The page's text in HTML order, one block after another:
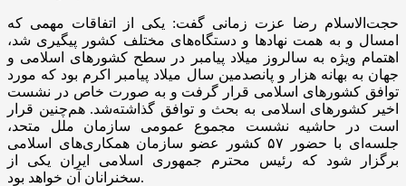
حجت‌الاسلام رضا عزت زمانی گفت: یکی از اتفاقات مهمی که
امسال و به همت نهادها و دستگاه‌های مختلف کشور پیگیری شد،
اهتمام ویژه به سالروز میلاد پیامبر در سطح کشورهای اسلامی و
جهان به بهانه هزار و پانصدمین سال میلاد پیامبر اکرم بود که مورد
توافق کشورهای اسلامی قرار گرفت و به صورت خاص در نشست
اخیر کشورهای اسلامی به بحث و توافق گذاشته‌شد. هم‌چنین قرار
است در حاشیه نشست مجموع عمومی سازمان ملل متحد،
جلسه‌ای با حضور ۵۷ کشور عضو سازمان همکاری‌های اسلامی
برگزار شود که رئیس محترم جمهوری اسلامی ایران یکی از
سخنرانان آن خواهد بود.